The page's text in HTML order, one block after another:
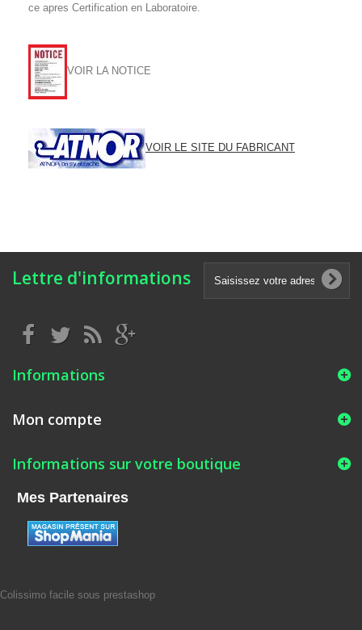
ce apres Certification en Laboratoire.
VOIR LA NOTICE
VOIR LE SITE DU FABRICANT
Lettre d'informations
Informations
Mon compte
Informations sur votre boutique
Mes Partenaires
Colissimo facile sous prestashop